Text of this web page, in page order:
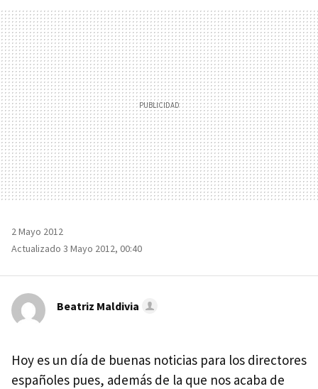
MAIL
2 Mayo 2012
Actualizado 3 Mayo 2012, 00:40
Beatriz Maldivia
Hoy es un día de buenas noticias para los directores
españoles pues, además de la que nos acaba de